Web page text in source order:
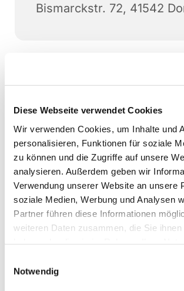
Diese Webseite verwendet Cookies
Wir verwenden Cookies, um Inhalte und
personalisieren, Funktionen für soziale
zu können und die Zugriffe auf unsere
analysieren. Außerdem geben wir
Verwendung unserer Website an unsere
soziale Medien, Werbung und Analysen
Partner führen diese Informationen
weiteren Daten zusammen, die Sie
Notwendig
Bismarckstr. 72, 41542